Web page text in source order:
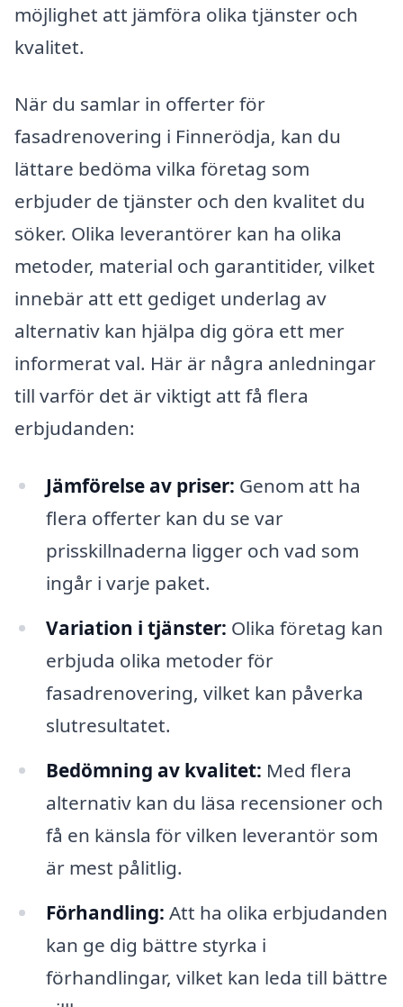
möjlighet att jämföra olika tjänster och
kvalitet.
När du samlar in offerter för
fasadrenovering i Finnerödja, kan du
lättare bedöma vilka företag som
erbjuder de tjänster och den kvalitet du
söker. Olika leverantörer kan ha olika
metoder, material och garantitider, vilket
innebär att ett gediget underlag av
alternativ kan hjälpa dig göra ett mer
informerat val. Här är några anledningar
till varför det är viktigt att få flera
erbjudanden:
Jämförelse av priser: Genom att ha
flera offerter kan du se var
prisskillnaderna ligger och vad som
ingår i varje paket.
Variation i tjänster: Olika företag kan
erbjuda olika metoder för
fasadrenovering, vilket kan påverka
slutresultatet.
Bedömning av kvalitet: Med flera
alternativ kan du läsa recensioner och
få en känsla för vilken leverantör som
är mest pålitlig.
Förhandling: Att ha olika erbjudanden
kan ge dig bättre styrka i
förhandlingar, vilket kan leda till bättre